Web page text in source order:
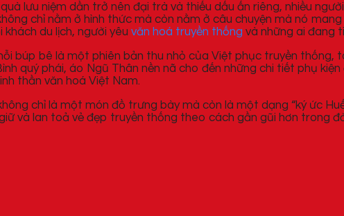
lưu niệm dần trở nên đại trà và thiếu dấu ấn riêng, nhiều
chỉ nằm ở hình thức mà còn nằm ở câu chuyện mà nó
du lịch, người yêu văn hoá truyền thống và những ai đang
búp bê là một phiên bản thu nhỏ của Việt phục truyền thống,
quý phái, áo Ngũ Thân nền nã cho đến những chi tiết phụ
thần văn hoá Việt Nam.
chỉ là một món đồ trưng bày mà còn là một dạng “ký ức
và lan toả vẻ đẹp truyền thống theo cách gần gũi hơn trong